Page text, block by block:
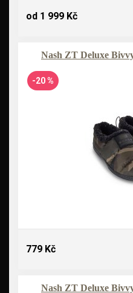
od 1 999 Kč
Nash ZT Deluxe
-20 %
779 Kč
Nash ZT Deluxe